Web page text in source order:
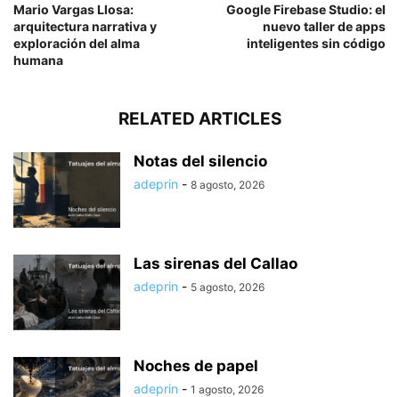
Mario Vargas Llosa:
arquitectura narrativa y
exploración del alma
humana
Google Firebase Studio: el
nuevo taller de apps
inteligentes sin código
RELATED ARTICLES
Notas del silencio
adeprin - 8 agosto, 2026
Las sirenas del Callao
adeprin - 5 agosto, 2026
Noches de papel
adeprin - 1 agosto, 2026